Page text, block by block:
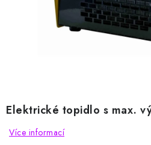
Jak nakupovat O nás
Elektrické topidlo s max.
Více informací